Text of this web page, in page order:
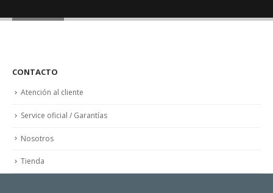
CONTACTO
Atención al cliente
Service oficial / Garantías
Nosotros
Tienda